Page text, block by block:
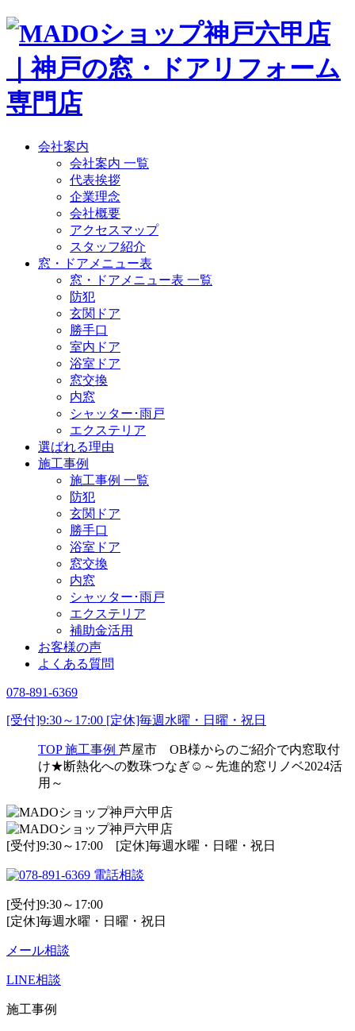
会社案内
会社案内 一覧
代表挨拶
企業理念
会社概要
アクセスマップ
スタッフ紹介
窓・ドアメニュー表
窓・ドアメニュー表 一覧
防犯
玄関ドア
勝手口
室内ドア
浴室ドア
窓交換
内窓
シャッター･雨戸
エクステリア
選ばれる理由
施工事例
施工事例 一覧
防犯
玄関ドア
勝手口
浴室ドア
窓交換
内窓
シャッター･雨戸
エクステリア
補助金活用
お客様の声
よくある質問
078-891-6369
[受付]9:30～17:00 [定休]毎週水曜・日曜・祝日
TOP 施工事例 芦屋市 OB様からのご紹介で内窓取付
け★断熱化への数珠つなぎ☺～先進的窓リノベ2024活
用～
[受付]9:30～17:00 [定休]毎週水曜・日曜・祝日
電話相談
[受付]9:30～17:00
[定休]毎週水曜・日曜・祝日
メール相談
LINE相談
施工事例